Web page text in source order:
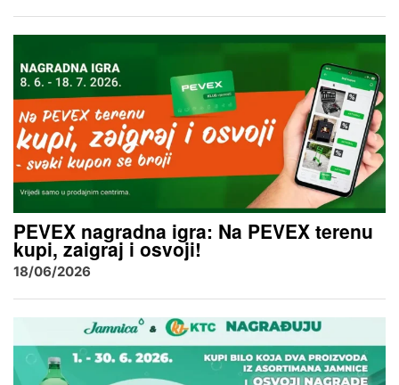
PEVEX nagradna igra: Na PEVEX terenu
kupi, zaigraj i osvoji!
18/06/2026